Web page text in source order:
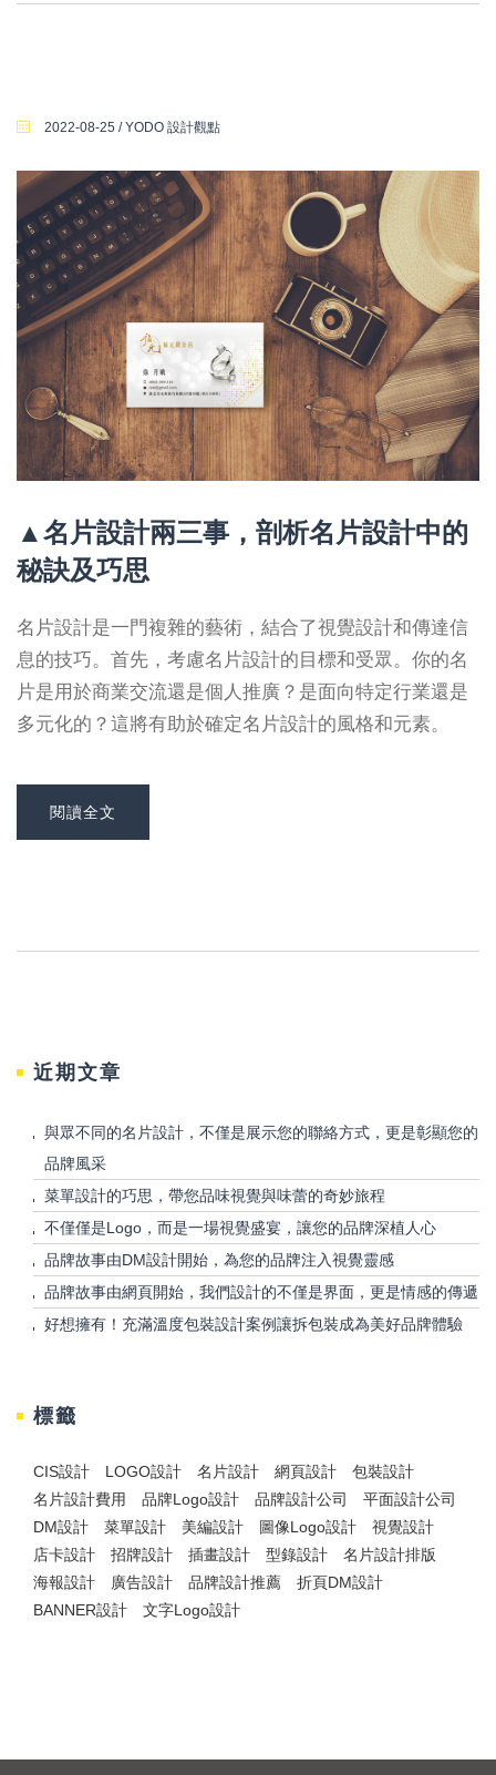
2022-08-25 / YODO 設計觀點
▲名片設計兩三事，剖析名片設計中的
秘訣及巧思
名片設計是一門複雜的藝術，結合了視覺設計和傳達信
息的技巧。首先，考慮名片設計的目標和受眾。你的名
片是用於商業交流還是個人推廣？是面向特定行業還是
多元化的？這將有助於確定名片設計的風格和元素。
閱讀全文
近期文章
與眾不同的名片設計，不僅是展示您的聯絡方式，更是彰顯您的
品牌風采
菜單設計的巧思，帶您品味視覺與味蕾的奇妙旅程
不僅僅是Logo，而是一場視覺盛宴，讓您的品牌深植人心
品牌故事由DM設計開始，為您的品牌注入視覺靈感
品牌故事由網頁開始，我們設計的不僅是界面，更是情感的傳遞
好想擁有！充滿溫度包裝設計案例讓拆包裝成為美好品牌體驗
標籤
CIS設計 LOGO設計 名片設計 網頁設計
包裝設計
名片設計費用
品牌Logo設計 品牌設計公司
平面設計公司
DM設計
菜單設計 美編設計 圖像Logo設計
視覺設計
店卡設計
招牌設計 插畫設計 型錄設計
名片設計排版
海報設計
廣告設計 品牌設計推薦
折頁DM設計
BANNER設計
文字Logo設計